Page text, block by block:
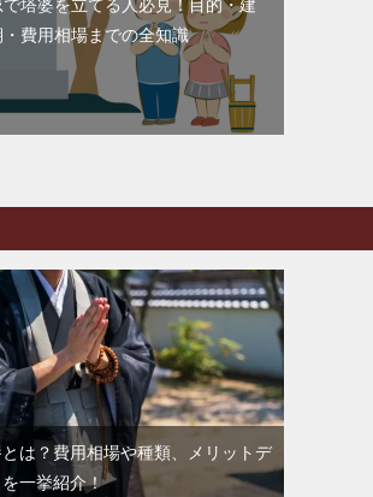
塔婆を立てる人必見！目的・建
・費用相場までの全知識
は？費用相場や種類、メリットデ
一挙紹介！